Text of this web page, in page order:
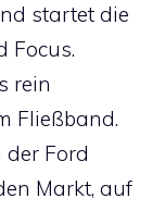
startet die
Focus.
rein
Fließband.
Ford
Markt, auf